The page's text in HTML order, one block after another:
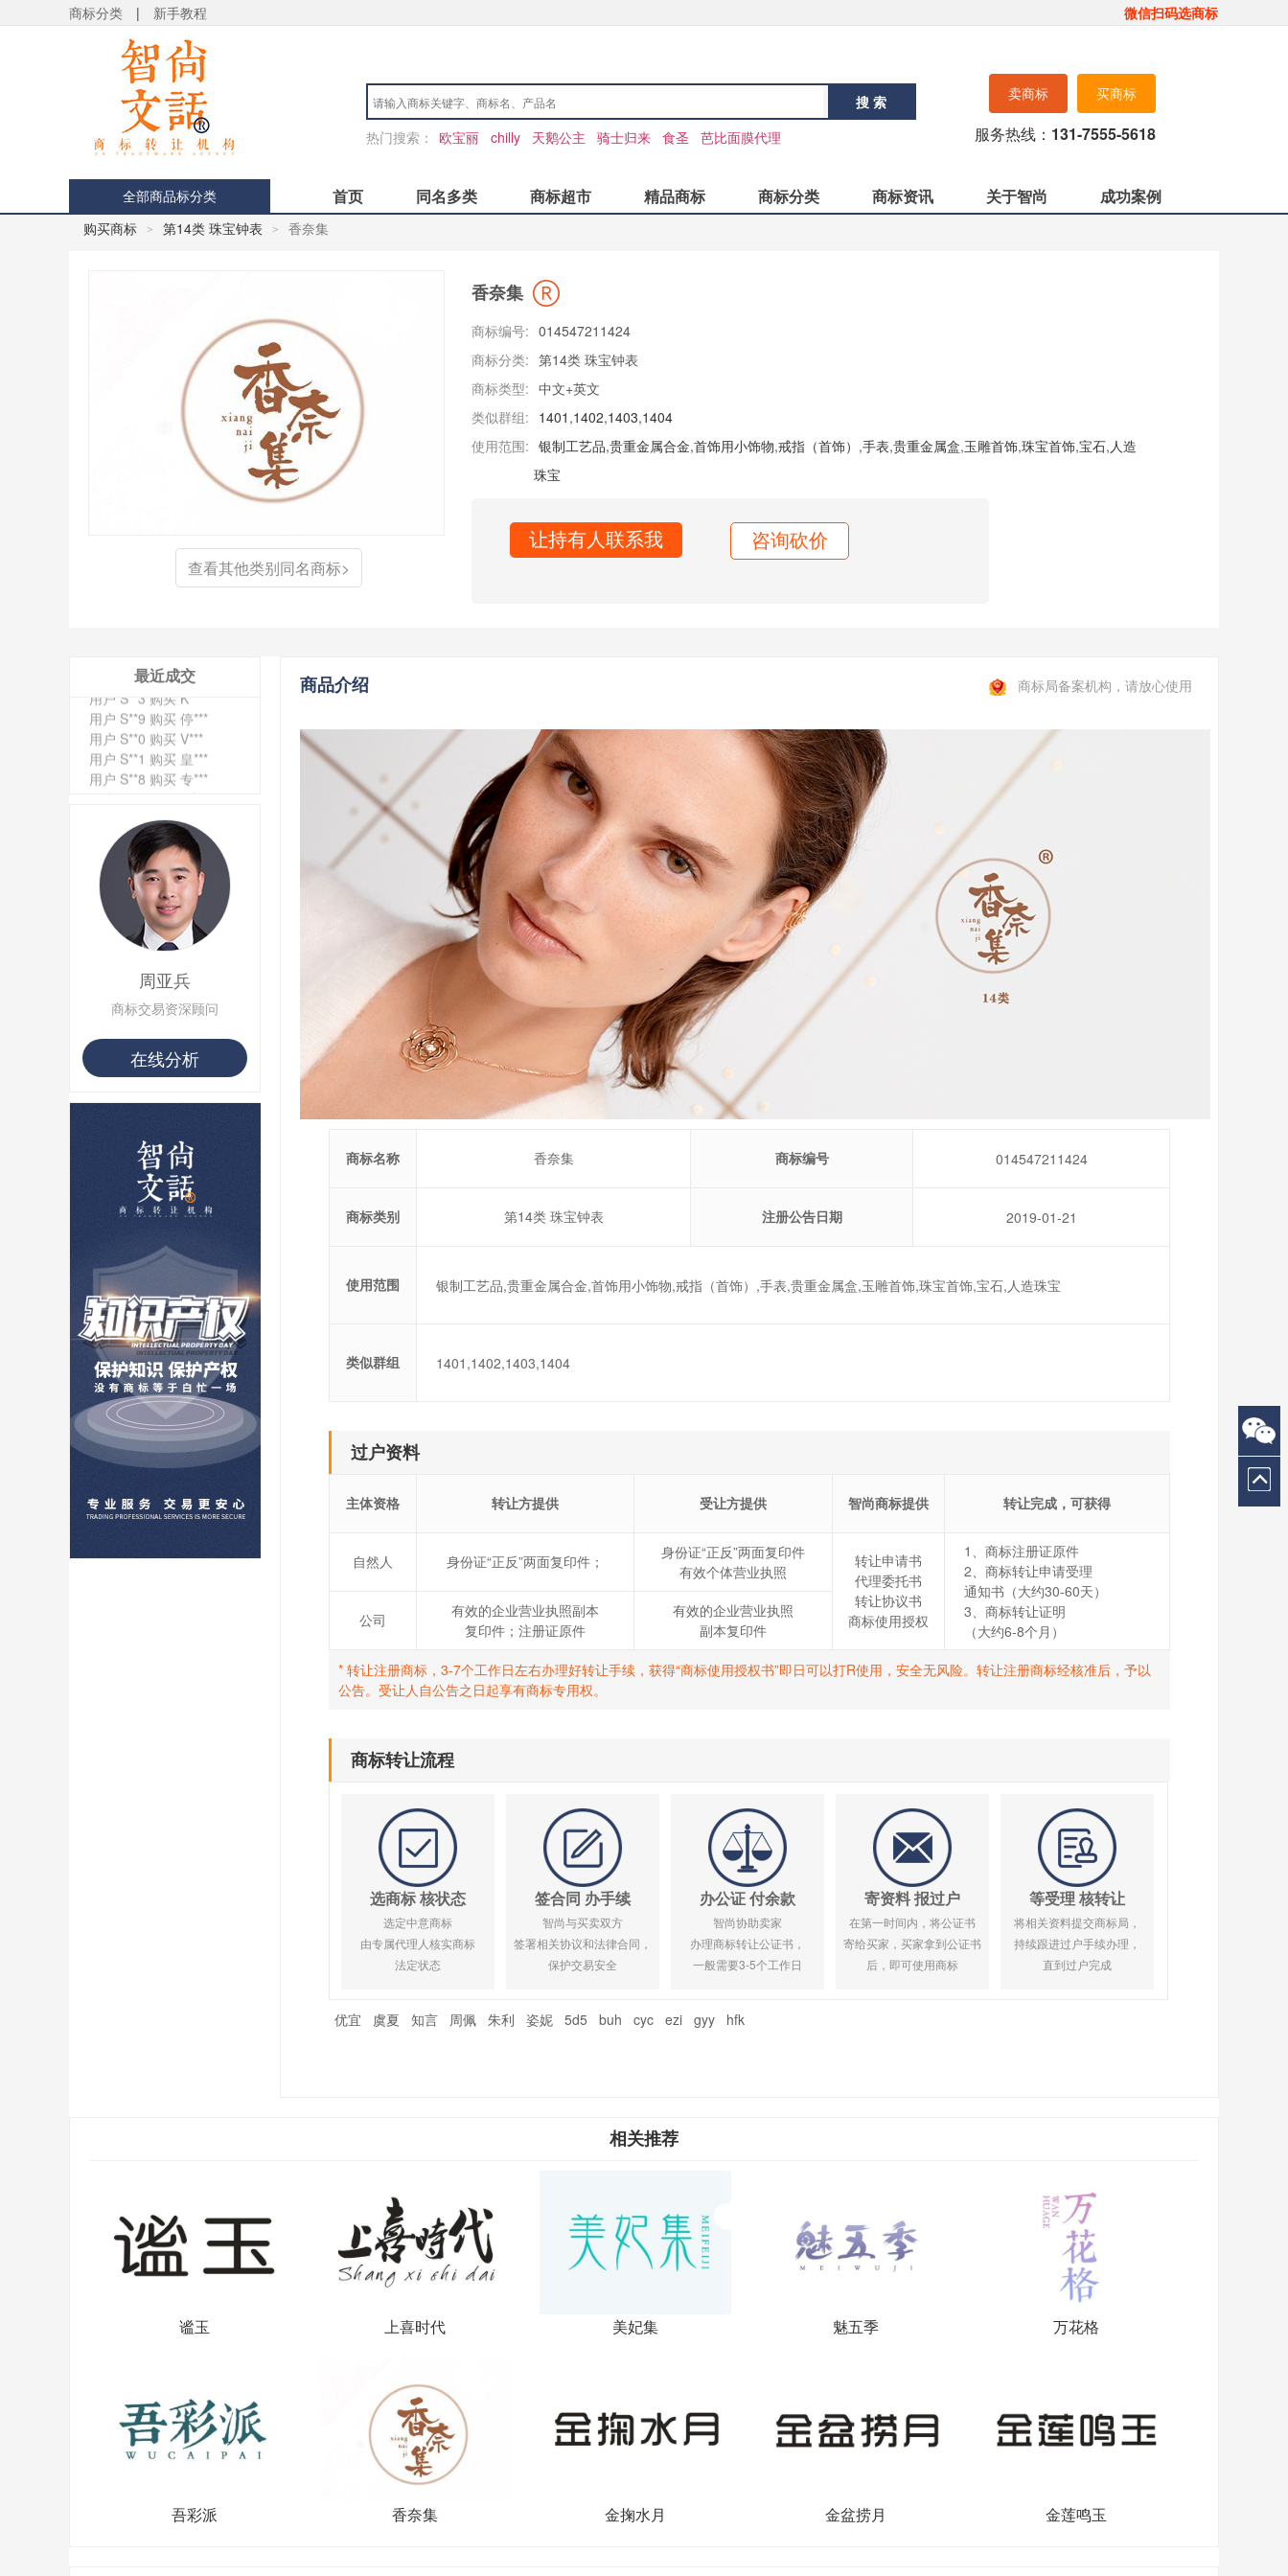
商标分类 | 新手教程 微信扫码选商标
搜 索
热门搜索： 欧宝丽 chilly 天鹅公主 骑士归来 食圣 芭比面膜代理
买商标
卖商标
服务热线： 131-7555-5618
全部商品标分类 首页 同名多类 商标超市 精品商标 商标分类 商标资讯 关于智尚 成功案例
购买商标 > 第14类 珠宝钟表 > 香奈集
查看其他类别同名商标>
香奈集
商标编号: 014547211424
商标分类: 第14类 珠宝钟表
商标类型: 中文+英文
类似群组: 1401 ,1402,1403,1404
使用范围: 银制工艺品,贵重金属合金,首饰用小饰物,戒指（首饰） ,手表,贵重金属盒,玉雕首饰,珠宝首饰,宝石, 人造
珠宝
让持有人联系我 咨询砍价
最近成交
用户 S**4 购买 天***
用户 S**6 购买 七***
用户 S**3 购买 K***
用户 S**9 购买 停***
用户 S**0 购买 V***
用户 S**1 购买 皇***
用户 S**8 购买 专***
用户 S**14 购买 宅***
用户 S**26 购买 图***
用户 S**16 购买 火***
用户 S**25 购买 水***
用户 S**33 购买 巴***
用户 S**80 购买 王***
用户 S**19 购买 T***
用户 S**22 购买 茶***
用户 S**68 购买 俏***
周亚兵
商标交易资深顾问
在线分析
商品介绍 商标局备案机构，请放心使用
商标名称 香奈集 商标编号 014547211424
商标类别 第14类 珠宝钟表 注册公告日期 2019-01-21
使用范围 银制工艺品,贵重金属合金,首饰用小饰物,戒指（首饰）,手表,贵重金属盒,玉雕首饰,珠宝首饰,宝石,人造珠宝
类似群组 1401,1402,1403,1404
过户资料
主体资格 转让方提供 受让方提供 智尚商标提供 转让完成，可获得
自然人 身份证“正反”两面复印件；
身份证“正反”两面复印件
有效个体营业执照
转让申请书
代理委托书
转让协议书
商标使用授权
1、商标注册证原件
2、商标转让申请受理
通知书（大约30-60天）
3、商标转让证明
（大约6-8个月）
公司
有效的企业营业执照副本
复印件；注册证原件
有效的企业营业执照
副本复印件
* 转让注册商标，3-7个工作日左右办理好转让手续，获得“商标使用授权书”即日可以打R使用，安全无风险。转让注册商标经核准后，予以
公告。受让人自公告之日起享有商标专用权。
商标转让流程
选商标 核状态
选定中意商标
由专属代理人核实商标
法定状态
签合同 办手续
智尚与买卖双方
签署相关协议和法律合同，
保护交易安全
办公证 付余款
智尚协助卖家
办理商标转让公证书，
一般需要3-5个工作日
寄资料 报过户
在第一时间内，将公证书
寄给买家，买家拿到公证书
后，即可使用商标
等受理 核转让
将相关资料提交商标局，
持续跟进过户手续办理，
直到过户完成
优宜 虞夏 知言 周佩 朱利 姿妮 5d5 buh cyc ezi gyy hfk
相关推荐
谧玉 上喜时代 美妃集 魅五季 万花格
吾彩派 香奈集 金掬水月 金盆捞月 金莲鸣玉